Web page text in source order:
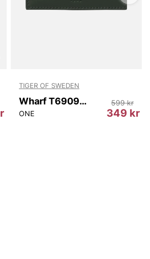
TIGER OF SWEDEN
Wharf T69097 403
ONE 349 kr
599 kr